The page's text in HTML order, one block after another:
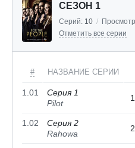
СЕЗОН 1
Серий: 10 /
Отметить все серии
# НАЗВАНИЕ СЕРИИ
1.01
Серия 1
Pilot
1.02
Серия 2
Rahowa